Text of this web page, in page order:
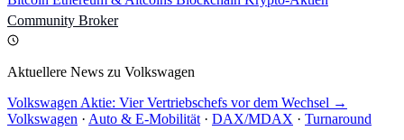
Community Broker
Aktuellere News zu Volkswagen
Volkswagen Aktie: Vier Vertriebschefs vor dem Wechsel →
Volkswagen · Auto & E-Mobilität · DAX/MDAX · Turnaround